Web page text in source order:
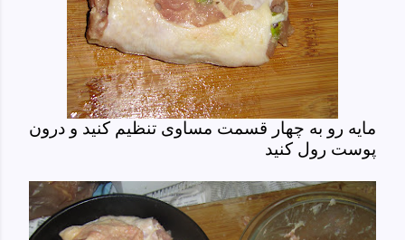
مایه رو به چهار قسمت مساوی تنظیم کنید و درون
پوست رول کنید